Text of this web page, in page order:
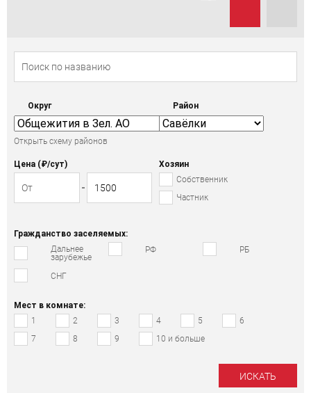
Округ
Открыть схему районов
Район
Цена (₽/cут)
Хозяин
Собственник
Частник
Гражданство заселяемых:
Дальнее
зарубежье
РФ РБ
СНГ
Мест в комнате:
1
2 3 4 5
6
7
8 9 10 и больше